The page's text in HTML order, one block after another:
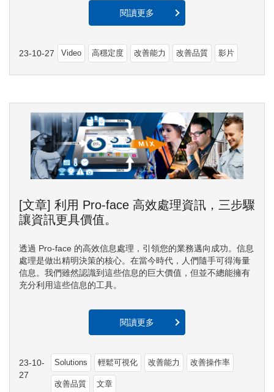
閱讀更多
23-10-27 Video 高穩定度 改善能力 改善品質 影片
[文章] 利用 Pro-face 高效處理資訊，三步驟
讓資訊更具價值。
透過 Pro-face 的高效信息處理，引領您的業務邁向成功。信息
處理是做出精明決策的核心。在當今時代，人們隨手可得海量
信息。我們雖然認識到這些信息的巨大價值，但並不總能擁有
充分利用這些信息的工具。
閱讀更多
23-10-
27
Solutions 輕鬆可視化 改善能力 改善操作率
改善品質 文章